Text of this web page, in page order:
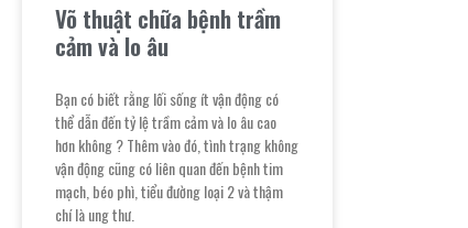
Võ thuật chữa bệnh trầm
cảm và lo âu
Bạn có biết rằng lối sống ít vận động có
thể dẫn đến tỷ lệ trầm cảm và lo âu cao
hơn không ? Thêm vào đó, tình trạng không
vận động cũng có liên quan đến bệnh tim
mạch, béo phì, tiểu đường loại 2 và thậm
chí là ung thư.